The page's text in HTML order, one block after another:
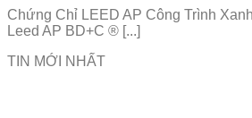
Chứng Chỉ LEED AP Công Trình
Leed AP BD+C ® [...]
TIN MỚI NHẤT